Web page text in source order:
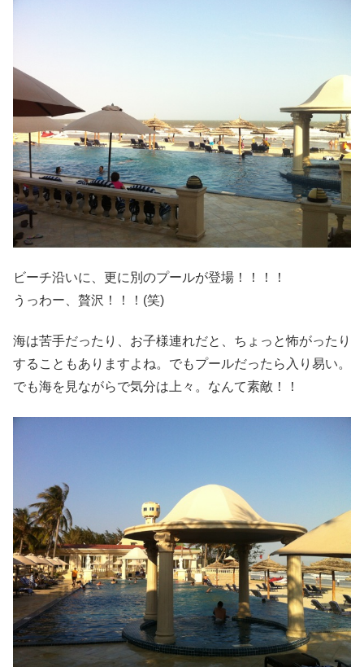
ビーチ沿いに、更に別のプールが登場！！！！
うっわー、贅沢！！！(笑)
海は苦手だったり、お子様連れだと、ちょっと怖がったり
することもありますよね。でもプールだったら入り易い。
でも海を見ながらで気分は上々。なんて素敵！！